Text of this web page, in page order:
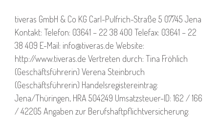
tiveras GmbH & Co KG Carl-Pulfrich-Straße 5 07745 Jena
Kontakt: Telefon: 03641 – 22 38 400 Telefax: 03641 – 22
38 409 E-Mail: info@tiveras.de Website:
http://www.tiveras.de Vertreten durch: Tina Fröhlich
(Geschäftsführerin) Verena Steinbruch
(Geschäftsführerin) Handelsregistereintrag:
Jena/Thüringen, HRA 504249 Umsatzsteuer-ID: 162 / 166
/ 42205 Angaben zur Berufshaftpflichtversicherung: